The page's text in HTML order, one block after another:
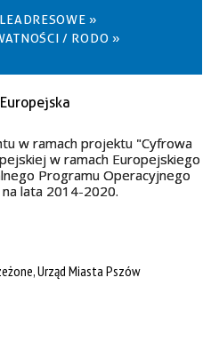
»
/ RODO »
w ramach projektu "Cyfrowa
w ramach Europejskiego
Programu Operacyjnego
lata 2014-2020.
Urząd Miasta Pszów